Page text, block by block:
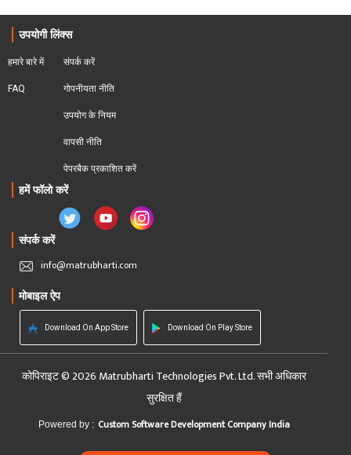
उपयोगी लिंक्स
हमारे बारे में
FAQ
संपर्क करें
गोपनीयता नीति
उपयोग के नियम
वापसी नीति
पेपरबैक प्रकाशित करें
हमें फॉलो करें
संपर्क करें
info@matrubharti.com
मोबाइल ऐप
Download On App Store Download On Play Store
कोपिराइट © 2026 Matrubharti Technologies Pvt. Ltd. सभी अधिकार
सुरक्षित हैं
Powered by : Custom Software Development Company India